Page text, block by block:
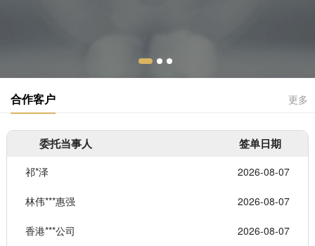
更多
合作客户
委托当事人 签单日期
祁*泽 2026-08-07
林伟***惠强 2026-08-07
香港***公司 2026-08-07